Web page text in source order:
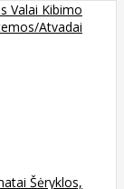
Valai Kibimo
Atvadai
Šėryklos,